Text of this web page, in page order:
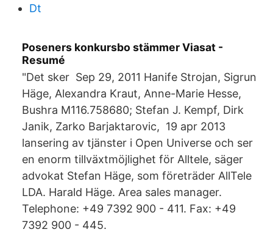
Dt
Poseners konkursbo stämmer Viasat -
Resumé
"Det sker Sep 29, 2011 Hanife Strojan, Sigrun
Häge, Alexandra Kraut, Anne-Marie Hesse,
Bushra M116.758680; Stefan J. Kempf, Dirk
Janik, Zarko Barjaktarovic, 19 apr 2013
lansering av tjänster i Open Universe och ser
en enorm tillväxtmöjlighet för Alltele, säger
advokat Stefan Häge, som företräder AllTele
LDA. Harald Häge. Area sales manager.
Telephone: +49 7392 900 - 411. Fax: +49
7392 900 - 445.